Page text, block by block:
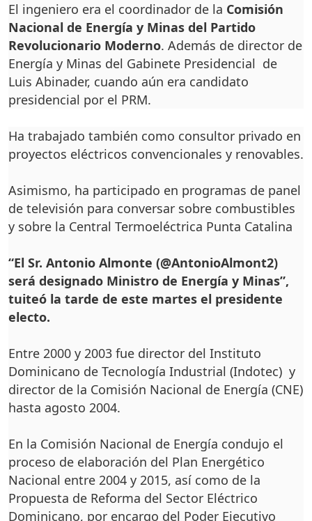
El ingeniero era el coordinador de la Comisión
Nacional de Energía y Minas del Partido
Revolucionario Moderno. Además de director de
Energía y Minas del Gabinete Presidencial de
Luis Abinader, cuando aún era candidato
presidencial por el PRM.
Ha trabajado también como consultor privado en
proyectos eléctricos convencionales y renovables.
Asimismo, ha participado en programas de panel
de televisión para conversar sobre combustibles
y sobre la Central Termoeléctrica Punta Catalina
“El Sr. Antonio Almonte (@AntonioAlmont2)
será designado Ministro de Energía y Minas”,
tuiteó la tarde de este martes el presidente
electo.
Entre 2000 y 2003 fue director del Instituto
Dominicano de Tecnología Industrial (Indotec) y
director de la Comisión Nacional de Energía (CNE)
hasta agosto 2004.
En la Comisión Nacional de Energía condujo el
proceso de elaboración del Plan Energético
Nacional entre 2004 y 2015, así como de la
Propuesta de Reforma del Sector Eléctrico
Dominicano, por encargo del Poder Ejecutivo